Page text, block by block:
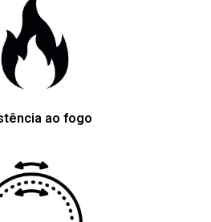
ao fogo